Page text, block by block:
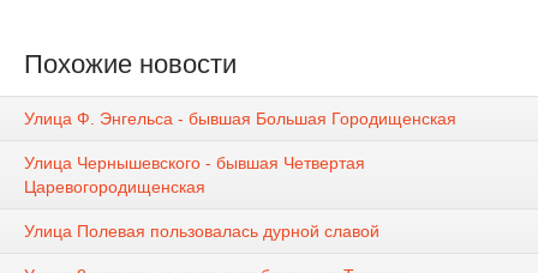
Похожие новости
Улица Ф. Энгельса - бывшая Большая Городищенская
Улица Чернышевского - бывшая Четвертая
Царевогородищенская
Улица Полевая пользовалась дурной славой